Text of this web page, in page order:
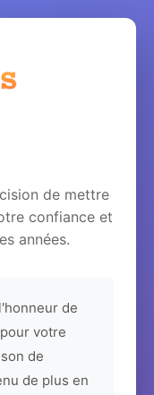
de mettre
confiance et
années.
de
votre
de
de plus en